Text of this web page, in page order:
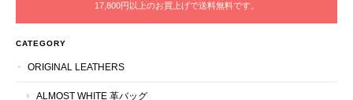
17,800円以上のお買上げで送料無料です。
CATEGORY
ORIGINAL LEATHERS
ALMOST WHITE 革バッグ